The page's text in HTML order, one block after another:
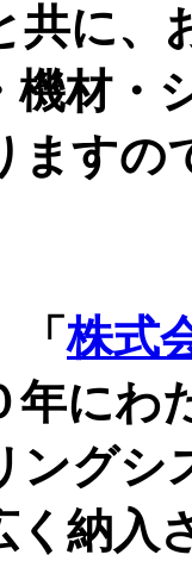
共に
機材・
ますの
「株式
年にわ
ングシ
く納入